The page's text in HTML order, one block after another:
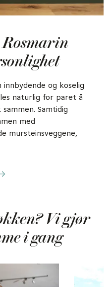
og koselig
naturlig for paret å
Samtidig
med
mursteinsveggene,
Vi gjør
i gang